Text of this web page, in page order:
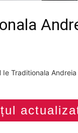
Ie Traditionala